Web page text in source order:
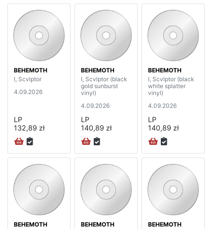
BEHEMOTH
I, Scvlptor
4.09.2026
LP
132,89 zł
BEHEMOTH
I, Scvlptor (black
gold sunburst
vinyl)
4.09.2026
LP
140,89 zł
BEHEMOTH
I, Scvlptor (black
white splatter
vinyl)
4.09.2026
LP
140,89 zł
BEHEMOTH
BEHEMOTH
BEHEMOTH